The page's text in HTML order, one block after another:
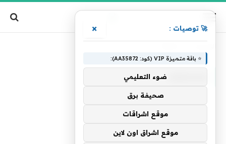
🚀 توصيات : ×
⭐ باقة متميزة VIP (كود: AA35872):
ضوء التعليمي
صحيفة برق
موقع اشراقات
موقع اشراق اون لاين